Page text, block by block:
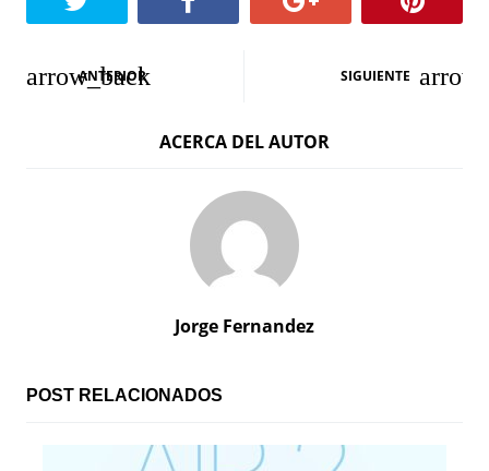
N
ó
ANTERIOR SIGUIENTE
ACERCA DEL AUTOR
Jorge Fernandez
POST RELACIONADOS